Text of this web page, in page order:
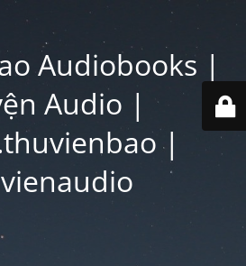
Audiobooks |
Audio |
|